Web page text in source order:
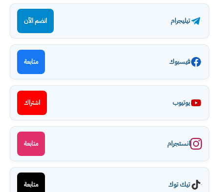
تيليجرام انضم الآن
فيسبوك متابعة
يوتيوب اشتراك
انستجرام متابعة
تيك توك متابعة